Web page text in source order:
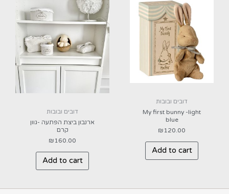
דובים ובובות
My first bunny -light
blue
₪ 120.00
Add to cart
דובים ובובות
ארנבון ביצת הפתעה -גוון
קרם
₪ 160.00
Add to cart